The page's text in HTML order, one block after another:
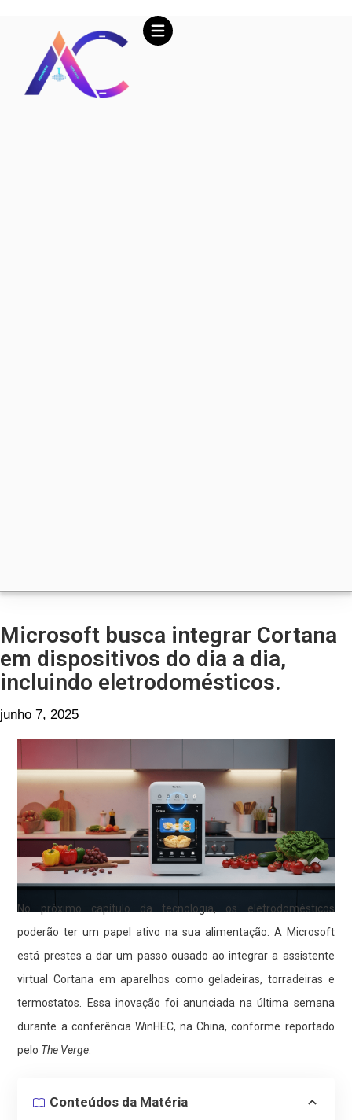
Microsoft busca integrar Cortana
em dispositivos do dia a dia,
incluindo eletrodomésticos.
junho 7, 2025
No próximo capítulo da tecnologia, os eletrodomésticos
poderão ter um papel ativo na sua alimentação. A Microsoft
está prestes a dar um passo ousado ao integrar a assistente
virtual Cortana em aparelhos como geladeiras, torradeiras e
termostatos. Essa inovação foi anunciada na última semana
durante a conferência WinHEC, na China, conforme reportado
pelo The Verge
Conteúdos da Matéria